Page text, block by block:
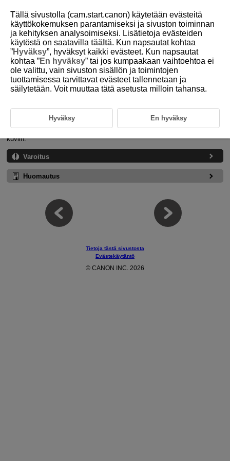
D233-026
Muokkaustiedot ja
muokkaustietotiedostot
kuvankäsittelyehtoja kutsutaan muokkaustiedoiksi.
Voit tallentaa nämä ehdot tietokoneeseesi muokkaustietotiedostoina,
joissa on .dr4-tiedostotunniste.
kuviin.
Varoitus
Huomautus
Tietoja tästä sivustosta
Evästekäytäntö
© CANON INC. 2026
Tällä sivustolla (cam.start.canon) käytetään evästeitä
käyttökokemuksen parantamiseksi ja sivuston toiminnan
ja kehityksen analysoimiseksi. Lisätietoja evästeiden
käytöstä on saatavilla täältä. Kun napsautat kohtaa
”Hyväksy”, hyväksyt kaikki evästeet. Kun napsautat
kohtaa ”En hyväksy” tai jos kumpaakaan vaihtoehtoa ei
ole valittu, vain sivuston sisällön ja toimintojen
tuottamisessa tarvittavat evästeet tallennetaan ja
säilytetään. Voit muuttaa tätä asetusta milloin tahansa.
Hyväksy En hyväksy